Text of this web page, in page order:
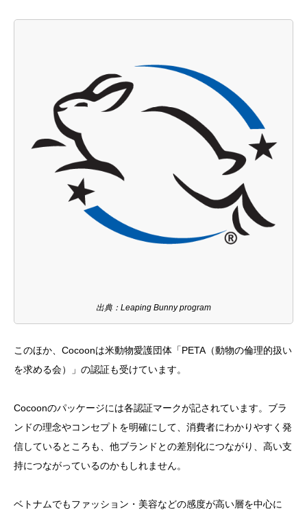
出典：Leaping Bunny program
このほか、Cocoonは米動物愛護団体「PETA（動物の倫理的扱い
を求める会）」の認証も受けています。
Cocoonのパッケージには各認証マークが記されています。ブラ
ンドの理念やコンセプトを明確にして、消費者にわかりやすく発
信しているところも、他ブランドとの差別化につながり、高い支
持につながっているのかもしれません。
ベトナムでもファッション・美容などの感度が高い層を中心に